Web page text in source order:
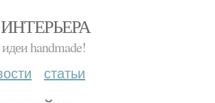
handmade!
статьи